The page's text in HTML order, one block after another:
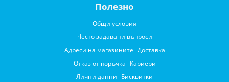
Полезно
Общи условия
Често задавани въпроси
Адреси на магазините Доставка
Отказ от поръчка Кариери
Лични данни Бисквитки